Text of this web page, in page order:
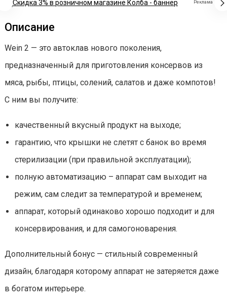
Реклама
Описание
Wein 2 — это автоклав нового поколения,
предназначенный для приготовления консервов из
мяса, рыбы, птицы, солений, салатов и даже компотов!
С ним вы получите:
качественный вкусный продукт на выходе;
гарантию, что крышки не слетят с банок во время
стерилизации (при правильной эксплуатации);
полную автоматизацию – аппарат сам выходит на
режим, сам следит за температурой и временем;
аппарат, который одинаково хорошо подходит и для
консервирования, и для самогоноварения.
Дополнительный бонус — стильный современный
дизайн, благодаря которому аппарат не затеряется даже
в богатом интерьере.